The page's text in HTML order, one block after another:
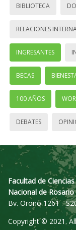
BIBLIOTECA
RELACIONES
INGRESANTES
BECAS
100 AÑOS
DEBATES
Facultad de
Nacional de Rosario
Bv. Oroño 1261 -
Copyright © 2021.